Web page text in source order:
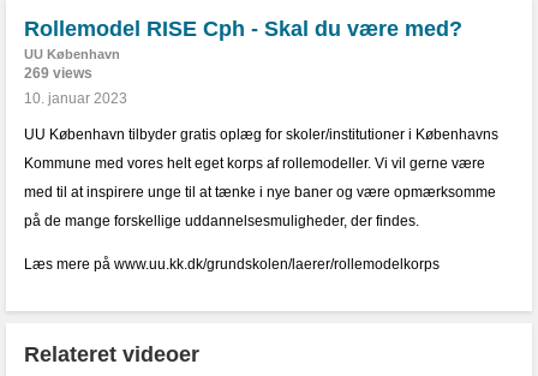
Rollemodel RISE Cph - Skal du være med?
UU København
269 views
10. januar 2023
UU København tilbyder gratis oplæg for skoler/institutioner i Københavns
Kommune med vores helt eget korps af rollemodeller. Vi vil gerne være
med til at inspirere unge til at tænke i nye baner og være opmærksomme
på de mange forskellige uddannelsesmuligheder, der findes.
Læs mere på www.uu.kk.dk/grundskolen/laerer/rollemodelkorps
Relateret videoer